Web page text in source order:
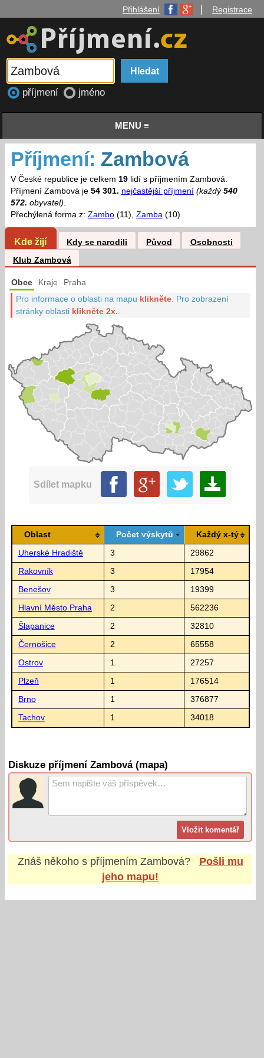
Přihlášení Registrace
příjmení jméno
MENU ≡
Příjmení: Zambová
V České republice je celkem 19lidí s příjmením Zambová.
Příjmení Zambová je 54 301. nejčastější příjmení (každý 540
572. obyvatel).
Přechýlená forma z: Zambo(11), Zamba(10)
Kde žijí Kdy se narodili Původ
Osobnosti
Klub Zambová
Obce Kraje Praha
Pro informace o oblasti na mapu klikněte Pro zobrazení
stránky oblasti klikněte 2x.
Sdílet mapku
Oblast Počet výskytů Každý x-tý
Uherské Hradiště 3 29862
Rakovník 3 17954
Benešov 3 19399
Hlavní Město Praha 2 562236
Šlapanice 2 32810
Černošice 2 65558
Ostrov 1 27257
Plzeň 1 176514
Brno 1 376877
Tachov 1 34018
Diskuze příjmení Zambová (mapa)
Znáš někoho s příjmením Zambová?
Pošli mu
jeho mapu!